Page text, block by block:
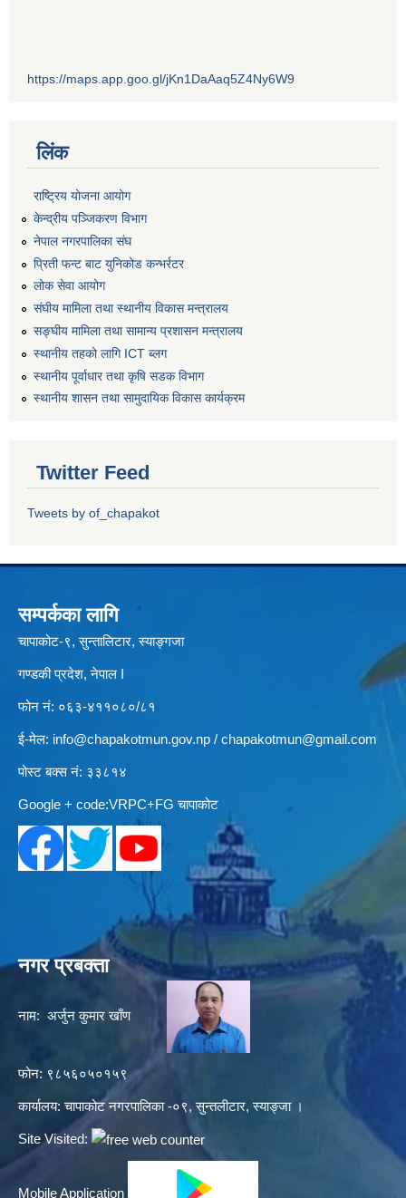
https://maps.app.goo.gl/jKn1DaAaq5Z4Ny6W9
लिंक
राष्ट्रिय योजना आयोग
केन्द्रीय पञ्जिकरण विभाग
नेपाल नगरपालिका संघ
प्रिती फन्ट बाट युनिकोड कन्भर्रटर
लोक सेवा आयोग
संघीय मामिला तथा स्थानीय विकास मन्त्रालय
सङ्घीय मामिला तथा सामान्य प्रशासन मन्त्रालय
स्थानीय तहको लागि ICT ब्लग
स्थानीय पूर्वाधार तथा कृषि सडक विभाग
स्थानीय शासन तथा सामुदायिक विकास कार्यक्रम
Twitter Feed
Tweets by of_chapakot
सम्पर्कका लागि
चापाकोट-९, सुन्तालिटार, स्याङ्गजा
गण्डकी प्रदेश, नेपाल I
फोन नं: ०६३-४११०८०/८१
ई-मेल: info@chapakotmun.gov.np / chapakotmun@gmail.com
पोस्ट बक्स नं: ३३८१४
Google + code:VRPC+FG चापाकोट
नगर प्रबक्ता
नाम: अर्जुन कुमार खाँण
फोन: ९८५६०५०१५९
कार्यालय: चापाकोट नगरपालिका -०९, सुन्तलीटार, स्याङ्जा ।
Site Visited:
Mobile Application